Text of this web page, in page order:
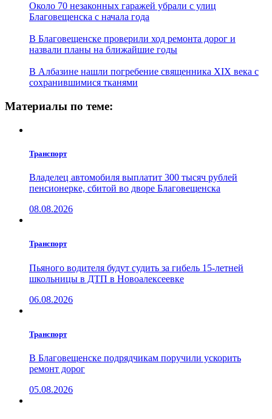
Около 70 незаконных гаражей убрали с улиц
Благовещенска с начала года
В Благовещенске проверили ход ремонта дорог и
назвали планы на ближайшие годы
В Албазине нашли погребение священника XIX века с
сохранившимися тканями
Материалы по теме:
Транспорт
Владелец автомобиля выплатит 300 тысяч рублей
пенсионерке, сбитой во дворе Благовещенска
08.08.2026
Транспорт
Пьяного водителя будут судить за гибель 15-летней
школьницы в ДТП в Новоалексеевке
06.08.2026
Транспорт
В Благовещенске подрядчикам поручили ускорить
ремонт дорог
05.08.2026